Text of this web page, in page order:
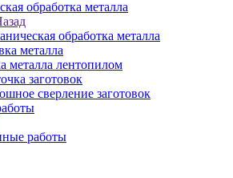
обработка металла
обработка металла
металла
металла лентопилом
заготовок
сверление заготовок
работы